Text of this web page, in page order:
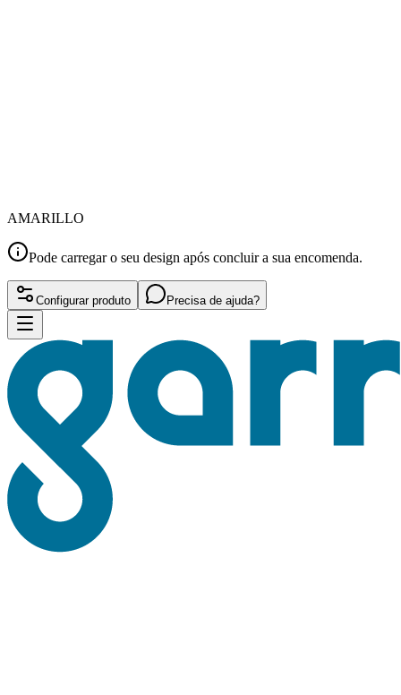
AMARILLO
Pode carregar o seu design após concluir a sua encomenda.
Configurar produto Precisa de ajuda?